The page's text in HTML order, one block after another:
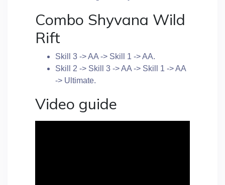
Combo Shyvana Wild
Rift
Skill 3 -> AA -> Skill 1 -> AA.
Skill 2 -> Skill 3 -> AA -> Skill 1 -> AA
-> Ultimate.
Video guide